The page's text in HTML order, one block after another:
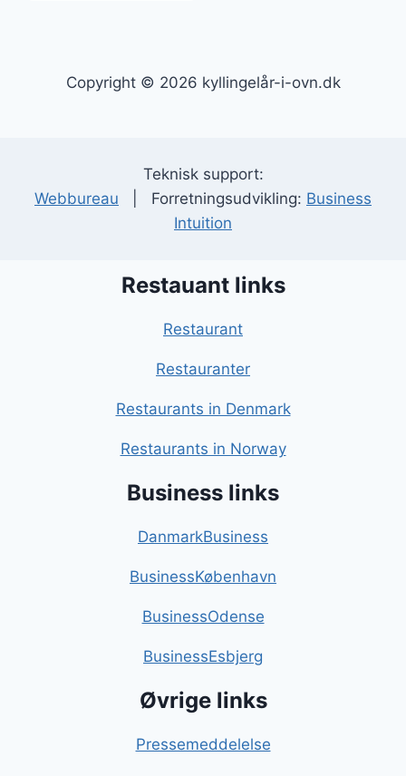
Copyright © 2026 kyllingelår-i-ovn.dk
Teknisk support:
Webbureau | Forretningsudvikling: Business
Intuition
Restauant links
Restaurant
Restauranter
Restaurants in Denmark
Restaurants in Norway
Business links
DanmarkBusiness
BusinessKøbenhavn
BusinessOdense
BusinessEsbjerg
Øvrige links
Pressemeddelelse